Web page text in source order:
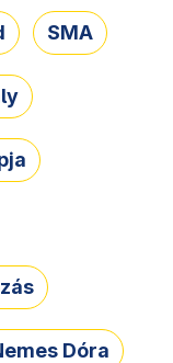
SMA
Dóra